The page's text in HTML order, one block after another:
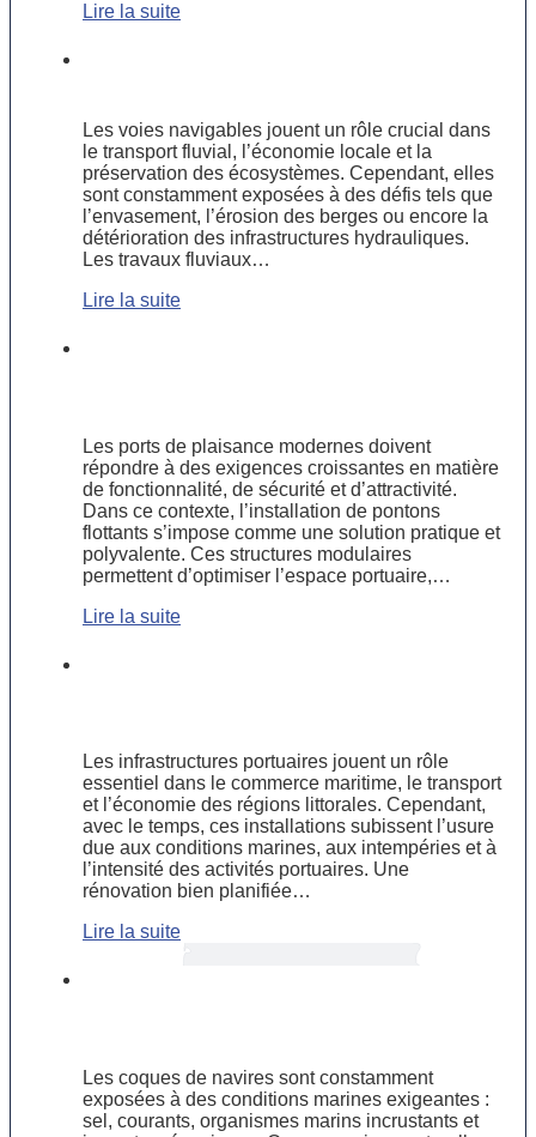
Lire la suite
Les voies navigables jouent un rôle crucial dans
le transport fluvial, l’économie locale et la
préservation des écosystèmes. Cependant, elles
sont constamment exposées à des défis tels que
l’envasement, l’érosion des berges ou encore la
détérioration des infrastructures hydrauliques.
Les travaux fluviaux…
Lire la suite
Les ports de plaisance modernes doivent
répondre à des exigences croissantes en matière
de fonctionnalité, de sécurité et d’attractivité.
Dans ce contexte, l’installation de pontons
flottants s’impose comme une solution pratique et
polyvalente. Ces structures modulaires
permettent d’optimiser l’espace portuaire,…
Lire la suite
Les infrastructures portuaires jouent un rôle
essentiel dans le commerce maritime, le transport
et l’économie des régions littorales. Cependant,
avec le temps, ces installations subissent l’usure
due aux conditions marines, aux intempéries et à
l’intensité des activités portuaires. Une
rénovation bien planifiée…
Lire la suite
Les coques de navires sont constamment
exposées à des conditions marines exigeantes :
sel, courants, organismes marins incrustants et